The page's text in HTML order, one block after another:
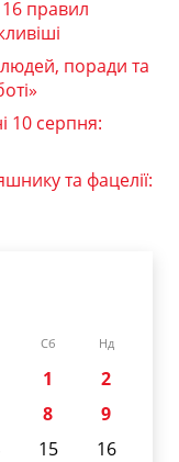
правил
людей, поради та
10 серпня:
та фацелії:
Сб Нд
1
2
8
9
15
16